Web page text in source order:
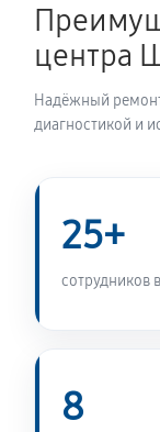
центра
Надёжный
диагностикой и
25+
сотрудников
8